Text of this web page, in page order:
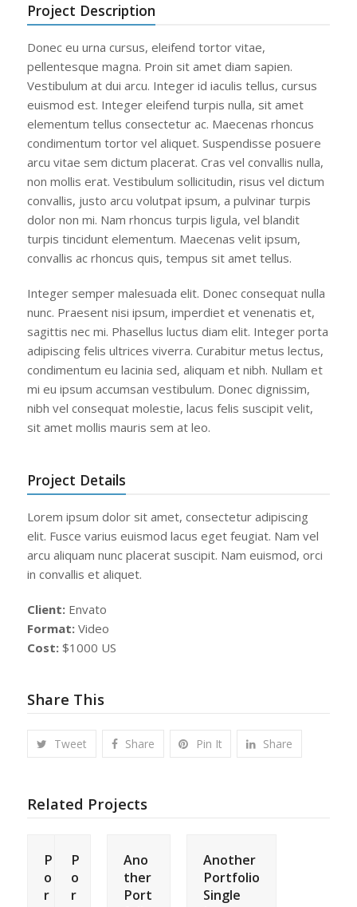
Project Description
Donec eu urna cursus, eleifend tortor vitae,
pellentesque magna. Proin sit amet diam sapien.
Vestibulum at dui arcu. Integer id iaculis tellus, cursus
euismod est. Integer eleifend turpis nulla, sit amet
elementum tellus consectetur ac. Maecenas rhoncus
condimentum tortor vel aliquet. Suspendisse posuere
arcu vitae sem dictum placerat. Cras vel convallis nulla,
non mollis erat. Vestibulum sollicitudin, risus vel dictum
convallis, justo arcu volutpat ipsum, a pulvinar turpis
dolor non mi. Nam rhoncus turpis ligula, vel blandit
turpis tincidunt elementum. Maecenas velit ipsum,
convallis ac rhoncus quis, tempus sit amet tellus.
Integer semper malesuada elit. Donec consequat nulla
nunc. Praesent nisi ipsum, imperdiet et venenatis et,
sagittis nec mi. Phasellus luctus diam elit. Integer porta
adipiscing felis ultrices viverra. Curabitur metus lectus,
condimentum eu lacinia sed, aliquam et nibh. Nullam et
mi eu ipsum accumsan vestibulum. Donec dignissim,
nibh vel consequat molestie, lacus felis suscipit velit,
sit amet mollis mauris sem at leo.
Project Details
Lorem ipsum dolor sit amet, consectetur adipiscing
elit. Fusce varius euismod lacus eget feugiat. Nam vel
arcu aliquam nunc placerat suscipit. Nam euismod, orci
in convallis et aliquet.
Client: Envato
Format: Video
Cost: $1000 US
Share This
Tweet Share Pin It Share
Related Projects
P
o
r
P
o
r
Ano
ther
Port
Another
Portfolio
Single